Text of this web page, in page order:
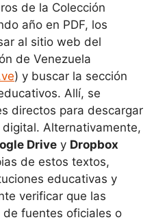
de la Colección
año en PDF, los
al sitio web del
de Venezuela
) y buscar la sección
Allí, se
directos para descargar
Alternativamente,
Drive y Dropbox
de estos textos,
educativas y
verificar que las
fuentes oficiales o